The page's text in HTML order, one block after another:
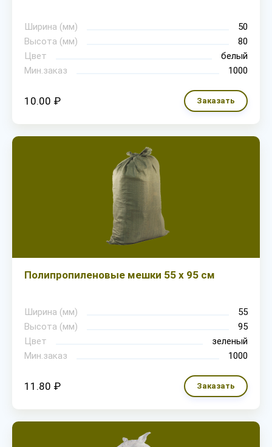
Ширина (мм)
50
Высота (мм)
80
Цвет
белый
Мин.заказ
1000
10.00 ₽ Заказать
Полипропиленовые мешки 55 х 95 см
Ширина (мм)
55
Высота (мм)
95
Цвет
зеленый
Мин.заказ
1000
11.80 ₽ Заказать